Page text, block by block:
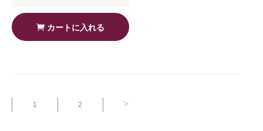
カートに入れる
1 2 >